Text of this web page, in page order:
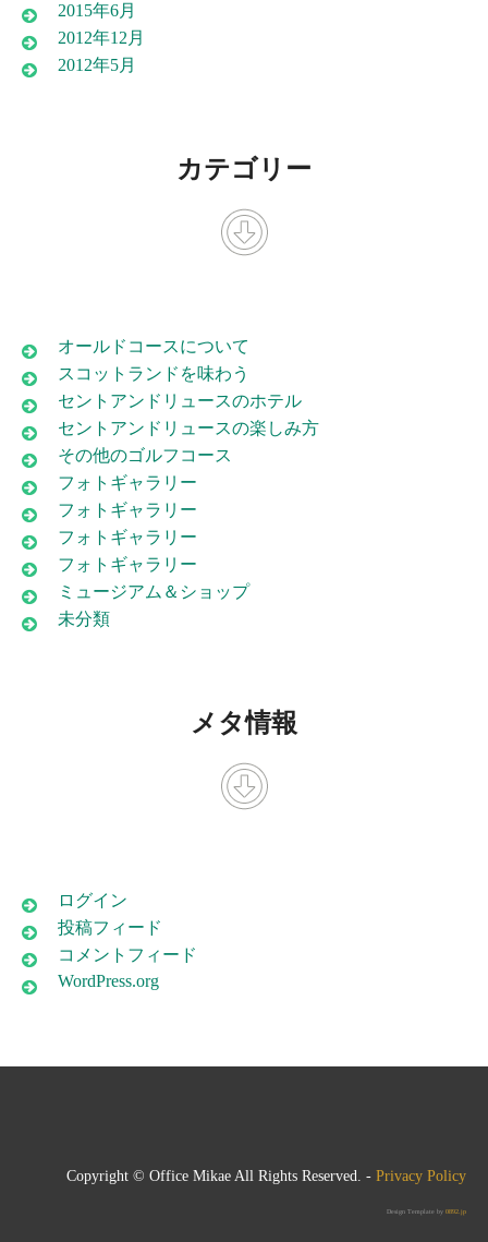
2015年6月
2012年12月
2012年5月
カテゴリー
オールドコースについて
スコットランドを味わう
セントアンドリュースのホテル
セントアンドリュースの楽しみ方
その他のゴルフコース
フォトギャラリー
フォトギャラリー
フォトギャラリー
フォトギャラリー
ミュージアム＆ショップ
未分類
メタ情報
ログイン
投稿フィード
コメントフィード
WordPress.org
Copyright © Office Mikae All Rights Reserved. - Privacy Policy
Design Template by 0892.jp